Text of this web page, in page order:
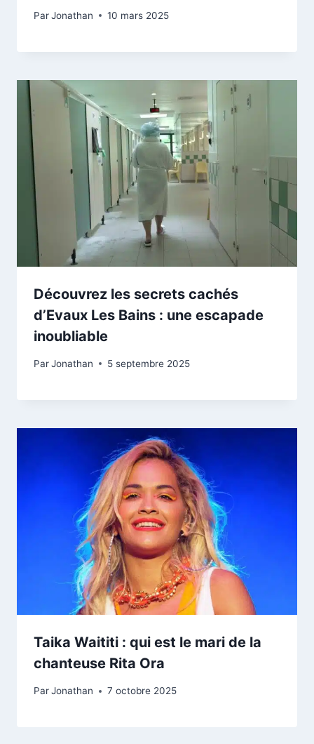
ParJonathan 10 mars 2025
Découvrez les secrets cachés
d’Evaux Les Bains : une escapade
inoubliable
ParJonathan 5 septembre 2025
Taika Waititi : qui est le mari de la
chanteuse Rita Ora
ParJonathan 7 octobre 2025